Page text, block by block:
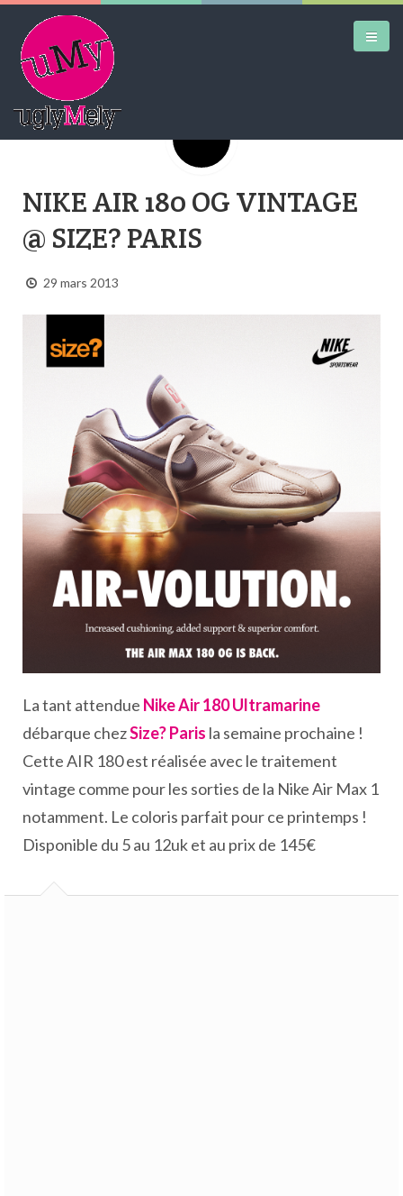
AIRTRAINERPEDIA
STREET ART
CONTACT
Google+
NIKE AIR 180 OG VINTAGE
@ SIZE? PARIS
29 mars 2013
La tant attendue Nike Air 180 Ultramarine
débarque chezSize? Paris la semaine prochaine !
Cette AIR 180 est réalisée avec le traitement
vintage comme pour les sorties de la Nike Air Max 1
notamment. Le coloris parfait pour ce printemps !
Disponible du 5 au 12uk et au prix de 145€